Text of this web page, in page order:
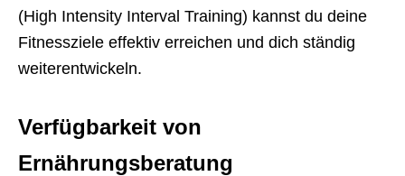
(High Intensity Interval Training) kannst du deine
Fitnessziele effektiv erreichen und dich ständig
weiterentwickeln.
Verfügbarkeit von
Ernährungsberatung